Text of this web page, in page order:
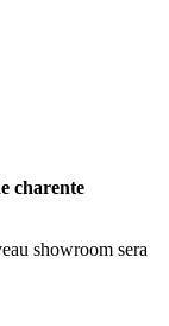
charente
showroom sera